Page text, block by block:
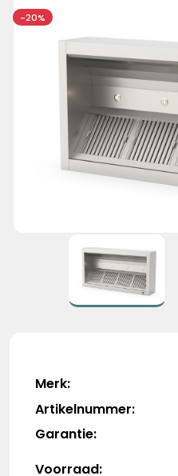
-20%
Merk:
Artikelnummer:
Garantie:
Voorraad: